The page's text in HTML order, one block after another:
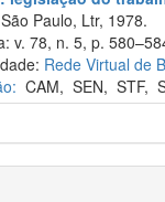
Paulo, Ltr, 1978.
v. 78, n. 5, p.
Rede Virtual de
CAM,SEN,STF,